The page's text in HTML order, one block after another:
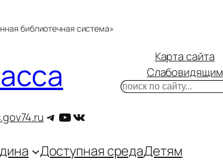
библиотечная система»
Telegram
YouTube
ВКонтакте
Карта сайта
Слабовидящим
Поиск
Доступная средаДетям